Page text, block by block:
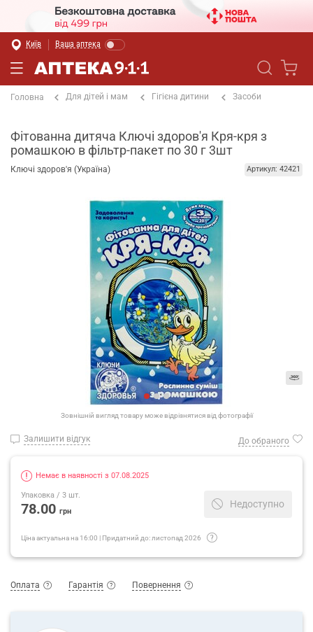
Київ Ваша аптека
Головна Для дітей і мам Гігієна дитини Засоби
Фітованна дитяча Ключі здоров'я Кря-кря з
ромашкою в фільтр-пакет по 30 г 3шт
Ключі здоров'я (Україна) Артикул: 42421
Зовнішній вигляд товару може відрізнятися від фотографії
Залишити відгук До обраного
Немає в наявності з 07.08.2025
Упаковка / 3 шт.
78.00 грн
Недоступно
Ціна актуальна на 16:00 | Придатний до: листопад 2026
Оплата Гарантія Повернення